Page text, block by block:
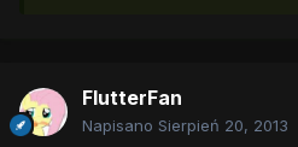
FlutterFan
Napisano Sierpień 20, 2013